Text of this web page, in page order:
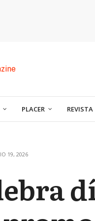
PLACER REVISTA
19, 2026